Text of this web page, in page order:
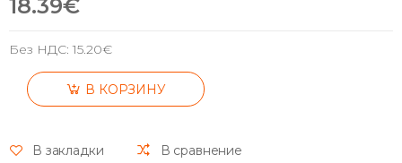
18.39€
Без НДС:15.20€
В КОРЗИНУ
В закладки В сравнение